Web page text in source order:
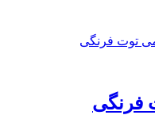
فرنگی